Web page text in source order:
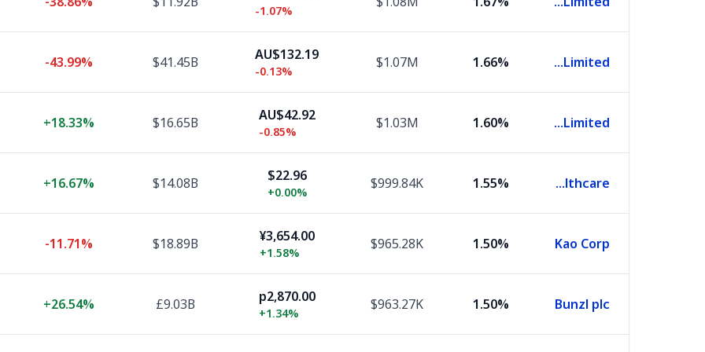
-1.07%
CSL Limited
1.66%
$1.07M
AU$132.19
-0.13%
$41.45B
-43.99%
Computershare Limited
1.60%
$1.03M
AU$42.92
-0.85%
$16.65B
+18.33%
Fisher & Paykel Healthcare
1.55%
$999.84K
$22.96
+0.00%
$14.08B
+16.67%
Kao Corp
1.50%
$965.28K
¥3,654.00
+1.58%
$18.89B
-11.71%
Bunzl plc
1.50%
$963.27K
p2,870.00
+1.34%
£9.03B
+26.54%